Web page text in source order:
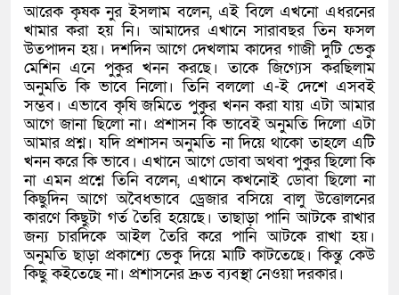
আরেক কৃষক নুর ইসলাম বলেন, এই বিলে এখনো এধরনের
খামার করা হয় নি। আমাদের এখানে সারাবছর তিন ফসল
উতপাদন হয়। দশদিন আগে দেখলাম কাদের গাজী দুটি ভেকু
মেশিন এনে পুকুর খনন করছে। তাকে জিগ্যেস করছিলাম
অনুমতি কি ভাবে নিলো। তিনি বললো এ-ই দেশে এসবই
সম্ভব। এভাবে কৃষি জমিতে পুকুর খনন করা যায় এটা আমার
আগে জানা ছিলো না। প্রশাসন কি ভাবেই অনুমতি দিলো এটা
আমার প্রশ্ন। যদি প্রশাসন অনুমতি না দিয়ে থাকো তাহলে এটি
খনন করে কি ভাবে। এখানে আগে ডোবা অথবা পুকুর ছিলো কি
না এমন প্রশ্নে তিনি বলেন, এখানে কখনোই ডোবা ছিলো না
কিছুদিন আগে অবৈধভাবে ড্রেজার বসিয়ে বালু উত্তোলনের
কারণে কিছুটা গর্ত তৈরি হয়েছে। তাছাড়া পানি আটকে রাখার
জন্য চারদিকে আইল তৈরি করে পানি আটকে রাখা হয়।
অনুমতি ছাড়া প্রকাশ্যে ভেকু দিয়ে মাটি কাটতেছে। কিন্তু কেউ
কিছু কইতেছে না। প্রশাসনের দ্রুত ব্যবস্থা নেওয়া দরকার।